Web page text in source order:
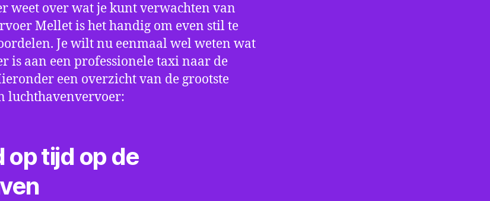
weet over wat je kunt verwachten van
Mellet is het handig om even stil te
Je wilt nu eenmaal wel weten wat
is aan een professionele taxi naar de
een overzicht van de grootste
luchthavenvervoer:
op tijd op de